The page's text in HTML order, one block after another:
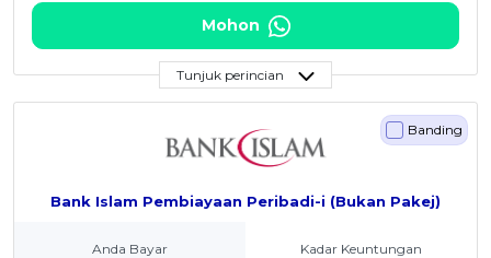
Mohon
Tunjuk perincian
Bank Islam Pembiayaan Peribadi-i (Bukan Pakej)
Banding
Anda Bayar Kadar Keuntungan